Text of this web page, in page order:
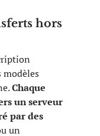
hors
modèles
Chaque
un serveur
par des
un